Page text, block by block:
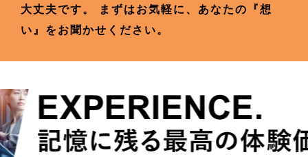
大丈夫です。
まずはお気軽に、あなたの『想
い』をお聞かせください。